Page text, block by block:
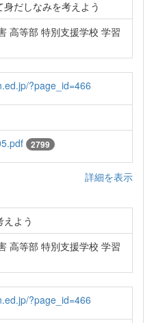
だしなみを考えよう
高等部 特別支援学校 学習
?page_id=466
2799
詳細を表示
よう
高等部 特別支援学校 学習
?page_id=466